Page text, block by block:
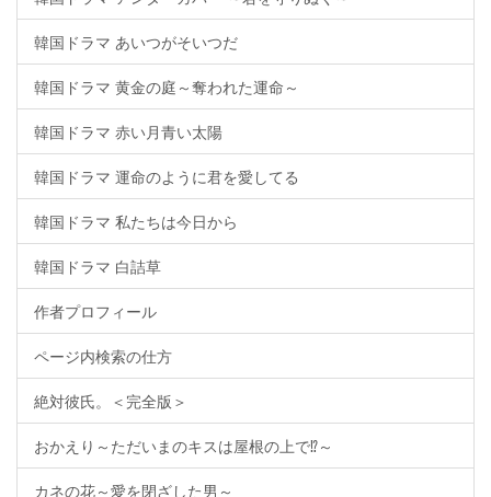
韓国ドラマ あいつがそいつだ
韓国ドラマ 黄金の庭～奪われた運命～
韓国ドラマ 赤い月青い太陽
韓国ドラマ 運命のように君を愛してる
韓国ドラマ 私たちは今日から
韓国ドラマ 白詰草
作者プロフィール
ページ内検索の仕方
絶対彼氏。＜完全版＞
おかえり～ただいまのキスは屋根の上で⁉～
カネの花～愛を閉ざした男～